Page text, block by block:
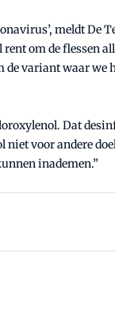
meldt De
om de flessen
variant waar we
Dat
niet voor andere
inademen.”